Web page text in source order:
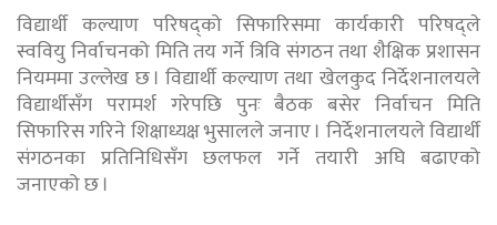
विद्यार्थी कल्याण परिषद्को सिफारिसमा कार्यकारी परिषद्ले
स्ववियु निर्वाचनको मिति तय गर्ने त्रिवि संगठन तथा शैक्षिक प्रशासन
नियममा उल्लेख छ । विद्यार्थी कल्याण तथा खेलकुद निर्देशनालयले
विद्यार्थीसँग परामर्श गरेपछि पुनः बैठक बसेर निर्वाचन मिति
सिफारिस गरिने शिक्षाध्यक्ष भुसालले जनाए । निर्देशनालयले विद्यार्थी
संगठनका प्रतिनिधिसँग छलफल गर्ने तयारी अघि बढाएको
जनाएको छ ।